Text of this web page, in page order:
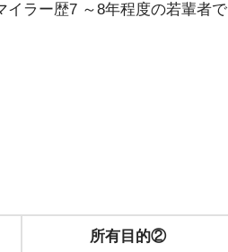
ラー歴7 ～8年程度の若輩者で
所有目的②